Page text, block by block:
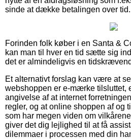
sinde at dække betalingen over tid.
Forinden folk køber i en Santa &
kan man til hver en tid sætte sig
det er almindeligvis en
Et alternativt forslag kan være at
webshoppen er e-mærke tilsluttet,
angivelse af at internet
regler, og at online shoppen af og
som har megen viden om
giver det dig lejlighed til at få
dilemmaer i processen med din